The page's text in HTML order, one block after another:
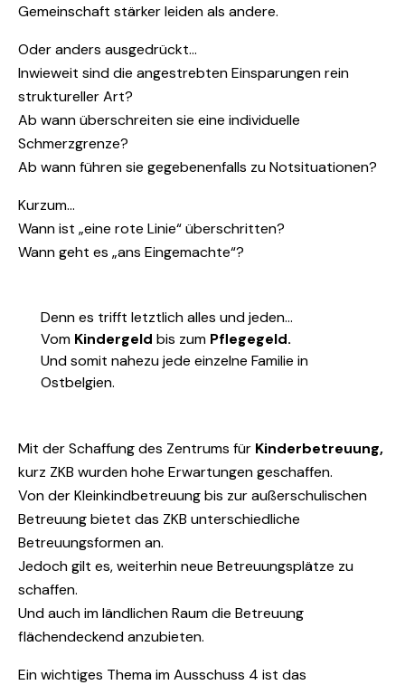
Gemeinschaft stärker leiden als andere.
Oder anders ausgedrückt…
Inwieweit sind die angestrebten Einsparungen rein
struktureller Art?
Ab wann überschreiten sie eine individuelle
Schmerzgrenze?
Ab wann führen sie gegebenenfalls zu Notsituationen?
Kurzum…
Wann ist „eine rote Linie“ überschritten?
Wann geht es „ans Eingemachte“?
Denn es trifft letztlich alles und jeden…
Vom Kindergeld bis zum Pflegegeld.
Und somit nahezu jede einzelne Familie in
Ostbelgien.
Mit der Schaffung des Zentrums für Kinderbetreuung,
kurz ZKB wurden hohe Erwartungen geschaffen.
Von der Kleinkindbetreuung bis zur außerschulischen
Betreuung bietet das ZKB unterschiedliche
Betreuungsformen an.
Jedoch gilt es, weiterhin neue Betreuungsplätze zu
schaffen.
Und auch im ländlichen Raum die Betreuung
flächendeckend anzubieten.
Ein wichtiges Thema im Ausschuss 4 ist das